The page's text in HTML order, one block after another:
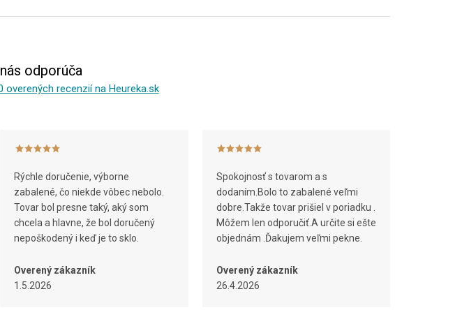
odporúča
overených recenzií na Heureka.sk
Rýchle doručenie, výborne
zabalené, čo niekde vôbec nebolo.
Tovar bol presne taký, aký som
chcela a hlavne, že bol doručený
nepoškodený i keď je to sklo.
Overený zákazník
1.5.2026
Spokojnosť s tovarom a s
dodaním.Bolo to zabalené veľmi
dobre.Takže tovar prišiel v poriadku .
Môžem len odporučiť.A určite si ešte
objednám .Ďakujem veľmi pekne.
Overený zákazník
26.4.2026